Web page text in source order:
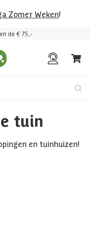
Zomer Weken!
de € 75,-
tuin
en tuinhuizen!